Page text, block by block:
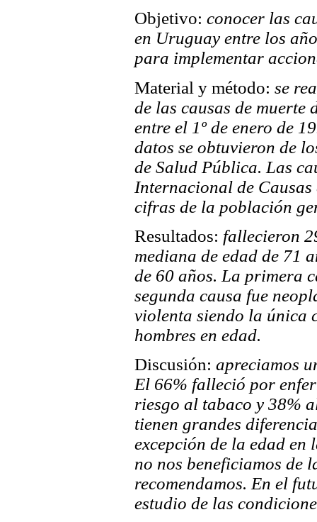
Objetivo: conocer las
en Uruguay entre los
para implementar
Material y método: se
de las causas de muerte
entre el 1º de enero de
datos se obtuvieron de
de Salud Pública. Las
Internacional de
cifras de la población
Resultados: fallecieron
mediana de edad de 71
de 60 años. La primera
segunda causa fue
violenta siendo la única
hombres en edad.
Discusión: apreciamos
El 66% falleció por
riesgo al tabaco y 38%
tienen grandes
excepción de la edad en
no nos beneficiamos de
recomendamos. En el
estudio de las